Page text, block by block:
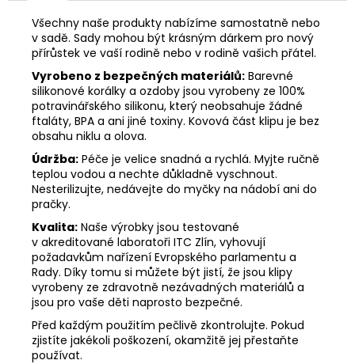
Všechny naše produkty nabízíme samostatně nebo
v sadě. Sady mohou být krásným dárkem pro nový
přírůstek ve vaší rodině nebo v rodině vašich přátel.
Vyrobeno z bezpečných materiálů: Barevné
silikonové korálky a ozdoby jsou vyrobeny ze 100%
potravinářského silikonu, který neobsahuje žádné
ftaláty, BPA a ani jiné toxiny. Kovová část klipu je bez
obsahu niklu a olova.
Údržba: Péče je velice snadná a rychlá. Myjte ručně
teplou vodou a nechte důkladně vyschnout.
Nesterilizujte, nedávejte do myčky na nádobí ani do
pračky.
Kvalita: Naše výrobky jsou testované
v akreditované laboratoři ITC Zlín, vyhovují
požadavkům nařízení Evropského parlamentu a
Rady. Díky tomu si můžete být jistí, že jsou klipy
vyrobeny ze zdravotně nezávadných materiálů a
jsou pro vaše děti naprosto bezpečné.
Před každým použitím pečlivě zkontrolujte. Pokud
zjistíte jakékoli poškození, okamžitě jej přestaňte
používat.